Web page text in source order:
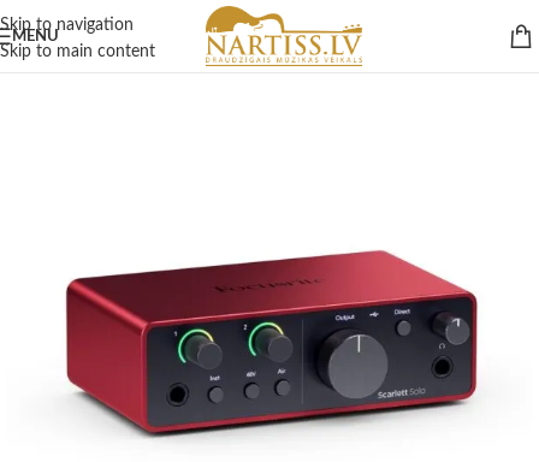
Skip to navigation
Skip to main content
MENU